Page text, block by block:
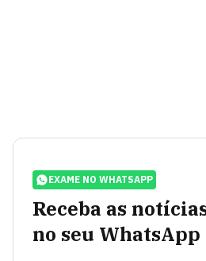
EXAME NO WHATSAPP
Receba as
no seu WhatsApp